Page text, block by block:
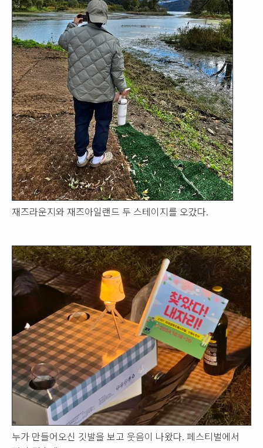
재즈라운지와 재즈아일랜드 두 스테이지를 오갔다.
누가 만들어오신 깃발을 보고 웃음이 나왔다. 페스티벌에서